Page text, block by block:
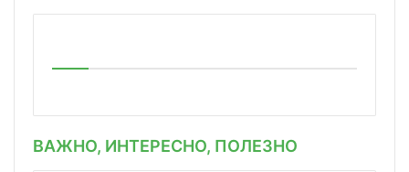
ВАЖНО, ИНТЕРЕСНО, ПОЛЕЗНО